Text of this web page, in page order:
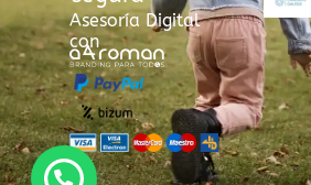
Asesoría Digital
con